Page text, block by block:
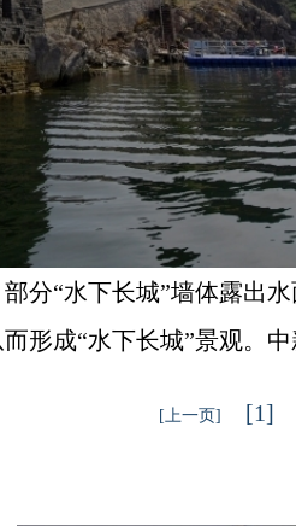
“水下长城”墙体露出水
形成“水下长城”景观。
[上一页] [1]